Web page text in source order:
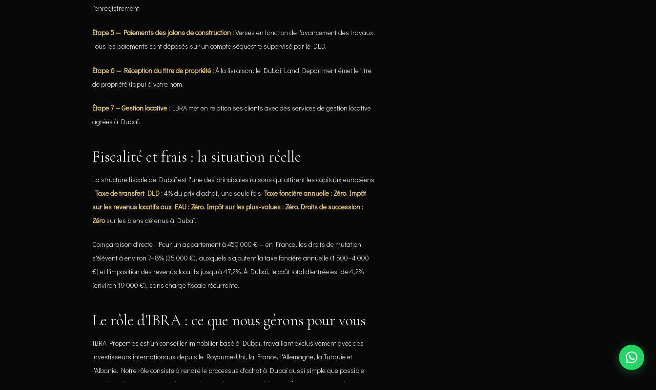
l'enregistrement.
Étape 5 — Paiements des jalons de construction :Versés en fonction de l'avancement des travaux.
Tous les paiements sont déposés sur un compte séquestre supervisé par le DLD.
Étape 6 — Réception du titre de propriété :À la livraison, le Dubai Land Department émet le titre
de propriété (tapu) à votre nom.
Étape 7 — Gestion locative : IBRA met en relation ses clients avec des services de gestion locative
agréés à Dubaï.
Fiscalité et frais : la situation réelle
La structure fiscale de Dubaï est l'une des principales raisons qui attirent les capitaux européens
:Taxe de transfert DLD :4% du prix d'achat, une seule fois.Taxe foncière annuelle : Zéro. Impôt
sur les revenus locatifs aux EAU : Zéro. Impôt sur les plus-values : Zéro. Droits de succession :
Zérosur les biens détenus à Dubaï.
Comparaison directe : Pour un appartement à 450 000 € — en France, les droits de mutation
s'élèvent à environ 7–8% (35 000 €), auxquels s'ajoutent la taxe foncière annuelle (1 500–4 000
€) et l'imposition des revenus locatifs jusqu'à 47,2%. À Dubaï, le coût total d'entrée est de 4,2%
(environ 19 000 €), sans charge fiscale récurrente.
Le rôle d'IBRA : ce que nous gérons pour vous
IBRA Properties est un conseiller immobilier basé à Dubaï, travaillant exclusivement avec des
investisseurs internationaux depuis le Royaume-Uni, la France, l'Allemagne, la Turquie et
l'Albanie. Notre rôle consiste à rendre le processus d'achat à Dubaï aussi simple que possible
pour les acheteurs non-résidents : sélection de projets, modélisation financière, revue du SPA,